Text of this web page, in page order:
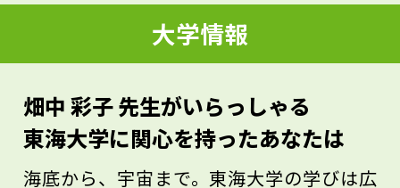
ています。物の質感や大きさ、精巧さとい
った、教科書の記述だけでは伝わらない情
報を視覚から理解することで、より多くの
学びが得られるはずです。
大学情報
畑中 彩子 先生がいらっしゃる
東海大学に関心を持ったあなたは
海底から、宇宙まで。東海大学の学びは広